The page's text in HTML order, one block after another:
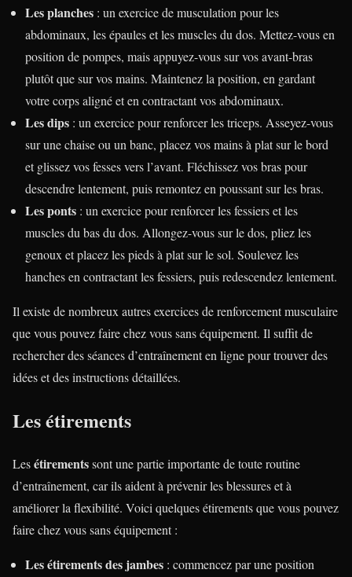
Les planches : un exercice de musculation pour les
abdominaux, les épaules et les muscles du dos. Mettez-vous en
position de pompes, mais appuyez-vous sur vos avant-bras
plutôt que sur vos mains. Maintenez la position, en gardant
votre corps aligné et en contractant vos abdominaux.
Les dips : un exercice pour renforcer les triceps. Asseyez-vous
sur une chaise ou un banc, placez vos mains à plat sur le bord
et glissez vos fesses vers l’avant. Fléchissez vos bras pour
descendre lentement, puis remontez en poussant sur les bras.
Les ponts : un exercice pour renforcer les fessiers et les
muscles du bas du dos. Allongez-vous sur le dos, pliez les
genoux et placez les pieds à plat sur le sol. Soulevez les
hanches en contractant les fessiers, puis redescendez lentement.
Il existe de nombreux autres exercices de renforcement musculaire
que vous pouvez faire chez vous sans équipement. Il suffit de
rechercher des séances d’entraînement en ligne pour trouver des
idées et des instructions détaillées.
Les étirements
Lesétirementssont une partie importante de toute routine
d’entraînement, car ils aident à prévenir les blessures et à
améliorer la flexibilité. Voici quelques étirements que vous pouvez
faire chez vous sans équipement :
Les étirements des jambes : commencez par une position